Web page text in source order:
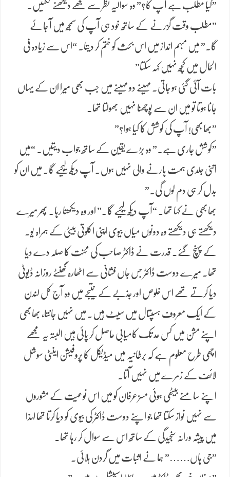
​”کیا مطلب ہے آپ کا؟” وہ سوالیہ نظر سے مجھے دیکھنے لگتیں۔
​”مطلب وقت گزرنے کے ساتھ خود ہی آپ کی سمجھ میں آ جائے
گا۔” میں مبہم انداز میں اس بحث کو ختم کر دیتا۔ “اس سے زیادہ فی
الحال میں کچھ نہیں کہہ سکتا”
​بات آئی گئی ہو جاتی۔ مہینے دو مہینے میں جب بھی میرا ان کے یہاں
جانا ہوتا تو میں ان سے پوچھنا نہیں بھولتا تھا۔
​”بھابھی! آپ کی کوشش کا کیا ہوا؟”
​”کوشش جاری ہے۔” وہ بڑے یقین کے ساتھ جواب دیتیں۔ “میں
اتنی جلدی ہمت ہارنے والی نہیں ہوں۔ آپ دیکھ لیجیے گا۔ میں ان کو
بدل کر ہی دم لوں گی۔”
​بھابھی نے کہا تھا۔ “آپ دیکھ لیجیے گا۔” اور وہ دیکھتا رہا۔ پھر میرے
دیکھتے ہی دیکھتے وہ دونوں میاں بیوی اپنی اکلوتی بیٹی کے ہمراہ یو۔
کے پہنچ گئے۔ قدرت نے ڈاکٹر صاحب کی محنت کا صلہ دے دیا
تھا۔ میرے دوست ڈاکٹر جس جاں فشانی سے اٹھارہ گھنٹے روزانہ ڈیوٹی
دیا کرتے تھے اس خلوص اور جذبے کے نتیجے میں وہ آج کل لندن
کے ایک معروف ہسپتال میں سیٹ ہیں۔ میں نہیں جانتا، بھابھی
اپنے مشن میں کس حد تک کامیابی حاصل کر پائی ہیں البتہ یہ مجھے
اچھی طرح معلوم ہے کہ برطانیہ میں میڈیکل کا پروفیشن اینٹی سوشل
لائف کے زمرے میں نہیں آتا۔
​اپنے سامنے بیٹھی ہوئی مسز عرفان کو میں اس نوعیت کے مشوروں
سے نہیں نواز سکتا تھا جو اپنے دوست ڈاکٹر کی بیوی کو دیا کرتا تھا لہذا
میں پیشہ ورانہ سنجیدگی کے ساتھ اس سے سوال کر رہا تھا۔
​”جی ہاں……” ہما نے اثبات میں گردن ہلائی۔